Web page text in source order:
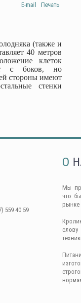
Печать
E-mail
(также и
40 метров
клеток
с боков, но
стороны имеют
стенки
559 40 59
О
Мы
что
рынке